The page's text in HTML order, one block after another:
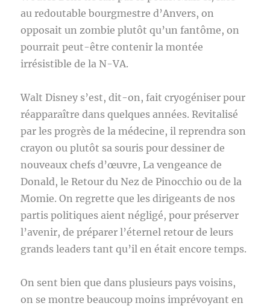
au redoutable bourgmestre d’Anvers, on
opposait un zombie plutôt qu’un fantôme, on
pourrait peut-être contenir la montée
irrésistible de la N-VA.
Walt Disney s’est, dit-on, fait cryogéniser pour
réapparaître dans quelques années. Revitalisé
par les progrès de la médecine, il reprendra son
crayon ou plutôt sa souris pour dessiner de
nouveaux chefs d’œuvre, La vengeance de
Donald, le Retour du Nez de Pinocchio ou de la
Momie. On regrette que les dirigeants de nos
partis politiques aient négligé, pour préserver
l’avenir, de préparer l’éternel retour de leurs
grands leaders tant qu’il en était encore temps.
On sent bien que dans plusieurs pays voisins,
on se montre beaucoup moins imprévoyant en